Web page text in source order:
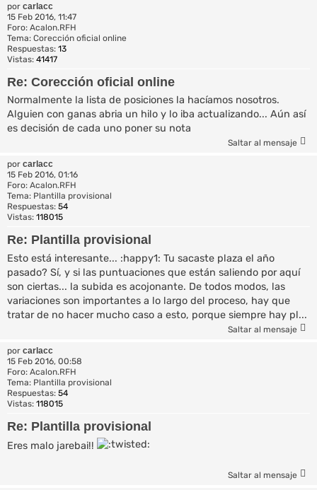
por carlacc
15 Feb 2016, 11:47
Foro: Acalon.RFH
Tema: Corección oficial online
Respuestas: 13
Vistas: 41417
Re: Corección oficial online
Normalmente la lista de posiciones la hacíamos nosotros.
Alguien con ganas abria un hilo y lo iba actualizando... Aún así
es decisión de cada uno poner su nota
Saltar al mensaje
por carlacc
15 Feb 2016, 01:16
Foro: Acalon.RFH
Tema: Plantilla provisional
Respuestas: 54
Vistas: 118015
Re: Plantilla provisional
Esto está interesante... :happy1: Tu sacaste plaza el año
pasado? Sí, y si las puntuaciones que están saliendo por aquí
son ciertas... la subida es acojonante. De todos modos, las
variaciones son importantes a lo largo del proceso, hay que
tratar de no hacer mucho caso a esto, porque siempre hay pl...
Saltar al mensaje
por carlacc
15 Feb 2016, 00:58
Foro: Acalon.RFH
Tema: Plantilla provisional
Respuestas: 54
Vistas: 118015
Re: Plantilla provisional
Eres malo jarebai!!
Saltar al mensaje